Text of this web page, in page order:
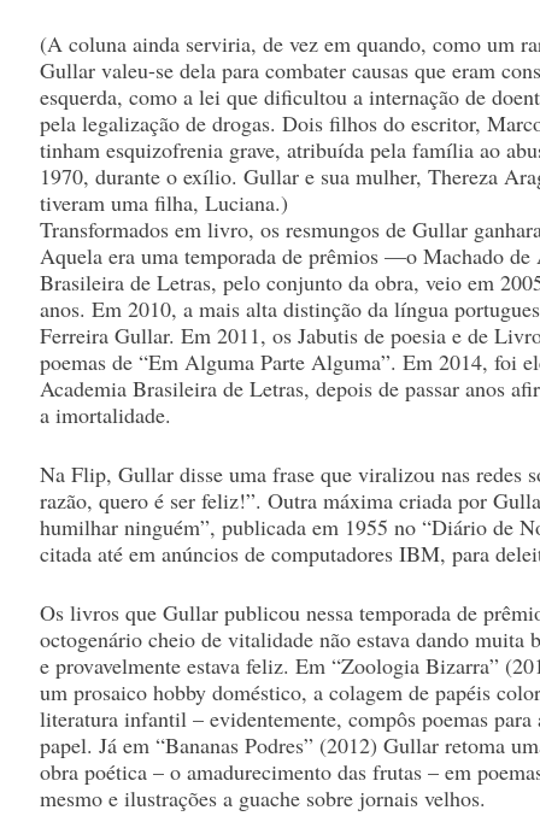
(A coluna ainda serviria, de vez em quando, como um
Gullar valeu-se dela para combater causas que eram
esquerda, como a lei que dificultou a internação de
pela legalização de drogas. Dois filhos do escritor,
tinham esquizofrenia grave, atribuída pela família ao
1970, durante o exílio. Gullar e sua mulher, Thereza
tiveram uma filha, Luciana.)
Transformados em livro, os resmungos de Gullar
Aquela era uma temporada de prêmios —o Machado de
Brasileira de Letras, pelo conjunto da obra, veio em
anos. Em 2010, a mais alta distinção da língua
Ferreira Gullar. Em 2011, os Jabutis de poesia e de
poemas de “Em Alguma Parte Alguma”. Em 2014, foi
Academia Brasileira de Letras, depois de passar anos
a imortalidade.
Na Flip, Gullar disse uma frase que viralizou nas redes
razão, quero é ser feliz!”. Outra máxima criada por
humilhar ninguém”, publicada em 1955 no “Diário de
citada até em anúncios de computadores IBM, para
Os livros que Gullar publicou nessa temporada de
octogenário cheio de vitalidade não estava dando muita
e provavelmente estava feliz. Em “Zoologia Bizarra”
um prosaico hobby doméstico, a colagem de papéis
literatura infantil – evidentemente, compôs poemas para
papel. Já em “Bananas Podres” (2012) Gullar retoma
obra poética – o amadurecimento das frutas – em
mesmo e ilustrações a guache sobre jornais velhos.